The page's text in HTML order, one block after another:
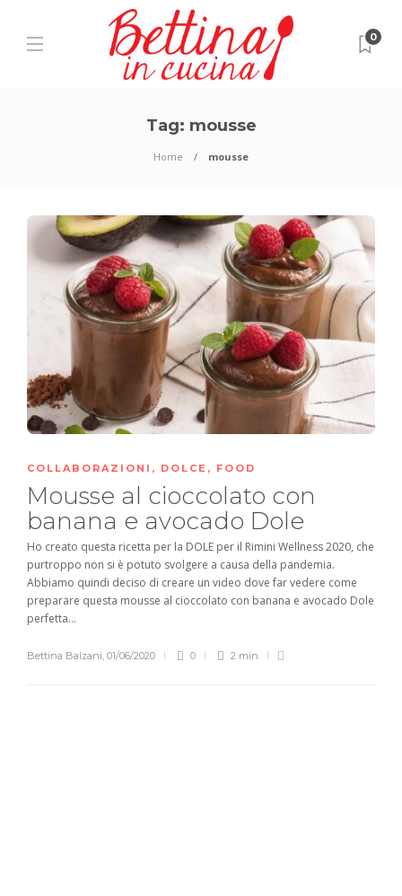
0
Tag: mousse
Home mousse
COLLABORAZIONI , DOLCE , FOOD
Mousse al cioccolato con
banana e avocado Dole
Ho creato questa ricetta per la DOLE per il Rimini Wellness 2020, che
purtroppo non si è potuto svolgere a causa della pandemia.
Abbiamo quindi deciso di creare un video dove far vedere come
preparare questa mousse al cioccolato con banana e avocado Dole
perfetta...
Bettina Balzani, 01/06/2020 0 2 min